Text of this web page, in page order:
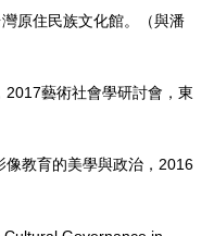
原住民族文化館。（與潘
藝術社會學研討會，東
像教育的美學與政治，2016